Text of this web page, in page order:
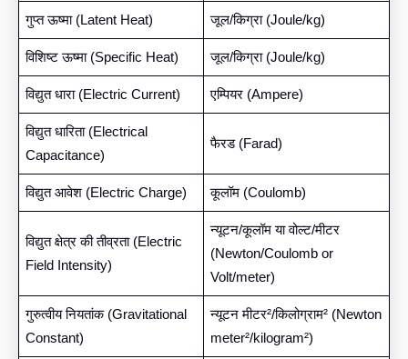
गुप्त ऊष्मा (Latent Heat) जूल/किग्रा (Joule/kg)
विशिष्ट ऊष्मा (Specific Heat) जूल/किग्रा (Joule/kg)
विद्युत धारा (Electric Current) एम्पियर (Ampere)
विद्युत धारिता (Electrical
Capacitance)
फैरड (Farad)
विद्युत आवेश (Electric Charge) कूलॉम (Coulomb)
विद्युत क्षेत्र की तीव्रता (Electric
Field Intensity)
न्यूटन/कूलॉम या वोल्ट/मीटर
(Newton/Coulomb or
Volt/meter)
गुरुत्वीय नियतांक (Gravitational
Constant)
न्यूटन मीटर²/किलोग्राम² (Newton
meter²/kilogram²)